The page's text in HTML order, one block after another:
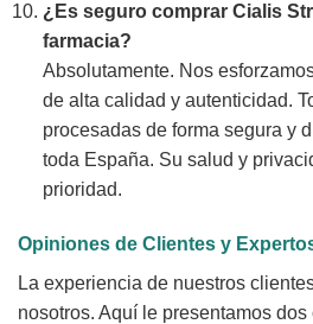
¿Es seguro comprar Cialis
farmacia?
Absolutamente. Nos
de alta calidad y autenticidad.
procesadas de forma segura y
toda España. Su salud y
prioridad.
Opiniones de Clientes y
La experiencia de nuestros
nosotros. Aquí le presentamos